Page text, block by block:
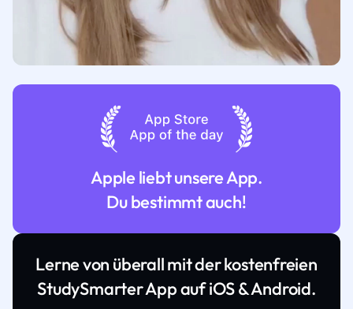
Apple liebt unsere App.
Du bestimmt auch!
Lerne von überall mit der kostenfreien
StudySmarter App auf iOS & Android.